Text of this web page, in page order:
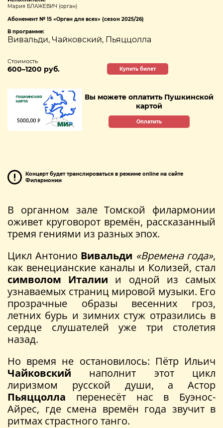
Мария БЛАЖЕВИЧ (орган)
Абонемент № 15 «Орган для всех» (сезон 2025/26)
В программе:
Вивальди, Чайковский, Пьяццолла
Стоимость
600–1200 руб. Купить билет
Вы можете оплатить Пушкинской
картой
Оплатить
Концерт будет транслироваться в режиме online на сайте
Филармонии
В органном зале Томской филармонии
оживет круговорот времён, рассказанный
тремя гениями из разных эпох.
Цикл Антонио Вивальди «Времена года»,
как венецианские каналы и Колизей, стал
символом Италии и одной из самых
узнаваемых страниц мировой музыки. Его
прозрачные образы весенних гроз,
летних бурь и зимних стуж отразились в
сердце слушателей уже три столетия
назад.
Но время не остановилось: Пётр Ильич
Чайковский наполнит этот цикл
лиризмом русской души, а Астор
Пьяццолла перенесёт нас в Буэнос-
Айрес, где смена времён года звучит в
ритмах страстного танго.